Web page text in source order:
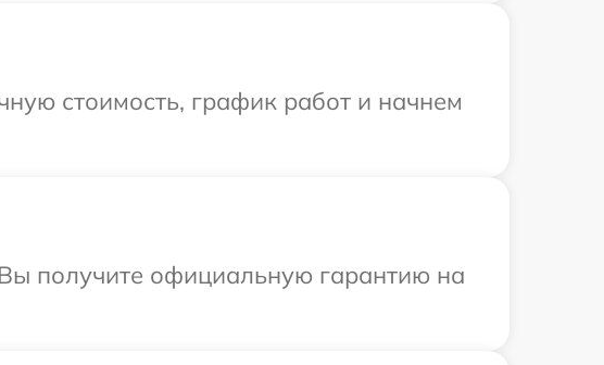
стоимость, график работ и начнем
получите официальную гарантию на